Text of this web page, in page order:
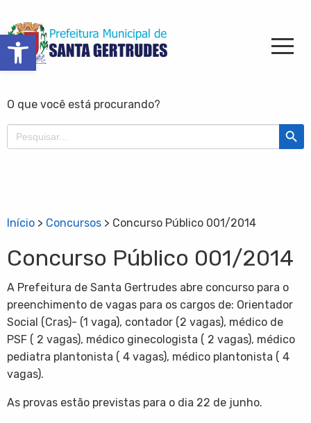
Barra de Ferramentas Aberta
O que você está procurando?
Search
for:
Search
Início > Concursos > Concurso Público 001/2014
Concurso Público 001/2014
A Prefeitura de Santa Gertrudes abre concurso para o
preenchimento de vagas para os cargos de: Orientador
Social (Cras)- (1 vaga), contador (2 vagas), médico de
PSF ( 2 vagas), médico ginecologista ( 2 vagas), médico
pediatra plantonista ( 4 vagas), médico plantonista ( 4
vagas).
As provas estão previstas para o dia 22 de junho.